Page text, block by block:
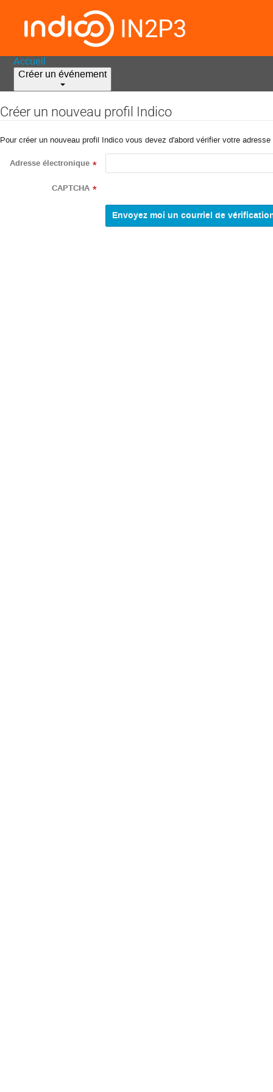
IN2P3
Accueil
Créer un événement
Créer un nouveau profil Indico
Pour créer un nouveau profil Indico vous devez d'abord vérifier votre
Adresse électronique *
CAPTCHA *